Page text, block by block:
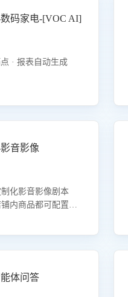
码家电-[VOC AI]
· 报表自动生成
音影像
化影音影像剧本
内商品都可配置到
通”，快速获取影音
体问答